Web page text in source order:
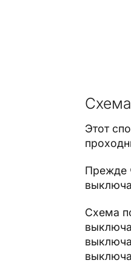
Этот
Прежде
Схема